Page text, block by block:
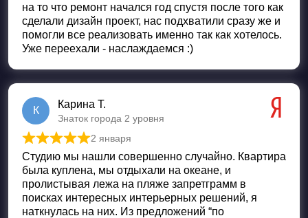
на то что ремонт начался год спустя после того как
сделали дизайн проект, нас подхватили сразу же и
помогли все реализовать именно так как хотелось.
Уже переехали - наслаждаемся :)
К
Карина Т.
Знаток города 2 уровня
Оценка 5из 5
2 января
Студию мы нашли совершенно случайно. Квартира
была куплена, мы отдыхали на океане, и
пролистывая лежа на пляже запретграмм в
поисках интересных интерьерных решений, я
наткнулась на них. Из предложений “по